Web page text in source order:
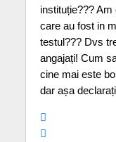
instituție???
care au fost in
testul??? Dvs
angajați! Cum
cine mai este
dar așa